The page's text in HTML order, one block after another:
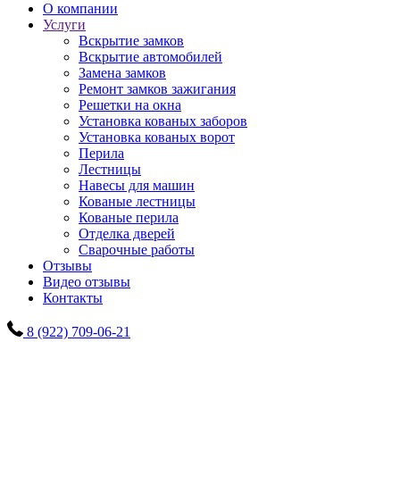
О компании
Услуги
Вскрытие замков
Вскрытие автомобилей
Замена замков
Ремонт замков зажигания
Решетки на окна
Установка кованых заборов
Установка кованых ворот
Перила
Лестницы
Навесы для машин
Кованые лестницы
Кованые перила
Отделка дверей
Сварочные работы
Отзывы
Видео отзывы
Контакты
8 (922) 709-06-21